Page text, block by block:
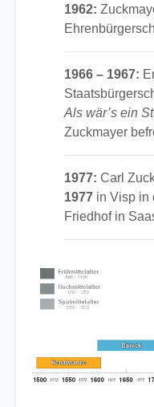
1962:
1966 – 1967:
Als wär’s ein
Zuckmayer
1977: Carl
1977 in Visp in
Friedhof in